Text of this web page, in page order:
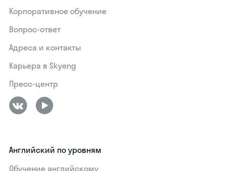
Корпоративное обучение
Вопрос-ответ
Адреса и контакты
Карьера в Skyeng
Пресс-центр
Английский по уровням
Обучение английскому